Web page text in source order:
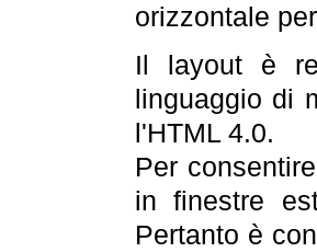
orizzontale
Il layout è
linguaggio di
l'HTML 4.0.
Per
in finestre
Pertanto è